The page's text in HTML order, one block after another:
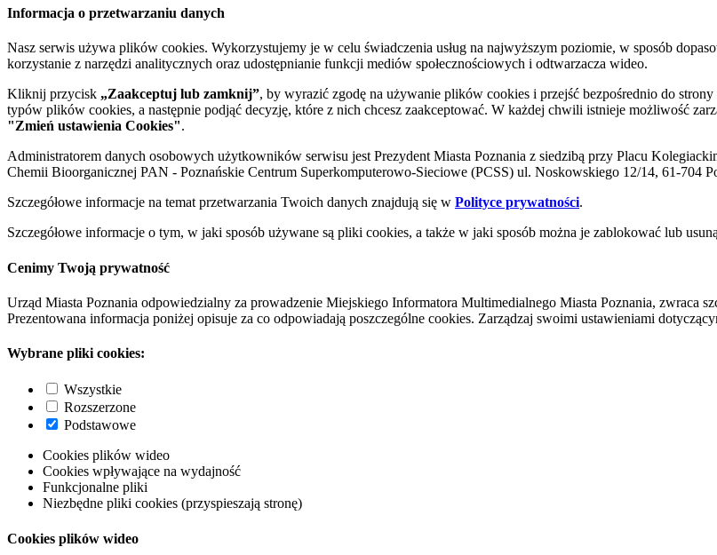
Informacja o przetwarzaniu danych
Nasz serwis używa plików cookies. Wykorzystujemy je w celu świadczenia usług na najwyższym poziomie, w sposób
korzystanie z narzędzi analitycznych oraz udostępnianie funkcji mediów społecznościowych i odtwarzacza wideo.
Kliknij przycisk „Zaakceptuj lub zamknij”, by wyrazić zgodę na używanie plików cookies i przejść bezpośrednio do strony
typów plików cookies, a następnie podjąć decyzję, które z nich chcesz zaakceptować. W każdej chwili istnieje możliwość
"Zmień ustawienia Cookies".
Administratorem danych osobowych użytkowników serwisu jest Prezydent Miasta Poznania z siedzibą przy Placu
Chemii Bioorganicznej PAN - Poznańskie Centrum Superkomputerowo-Sieciowe (PCSS) ul. Noskowskiego 12/14, 61-704
Szczegółowe informacje na temat przetwarzania Twoich danych znajdują się w Polityce prywatności.
Szczegółowe informacje o tym, w jaki sposób używane są pliki cookies, a także w jaki sposób można je zablokować lub
Cenimy Twoją prywatność
Urząd Miasta Poznania odpowiedzialny za prowadzenie Miejskiego Informatora Multimedialnego Miasta Poznania, zwraca
Prezentowana informacja poniżej opisuje za co odpowiadają poszczególne cookies. Zarządzaj swoimi ustawieniami
Wybrane pliki cookies:
Wszystkie
Rozszerzone
Podstawowe
Cookies plików wideo
Cookies wpływające na wydajność
Funkcjonalne pliki
Niezbędne pliki cookies (przyspieszają stronę)
Cookies plików wideo